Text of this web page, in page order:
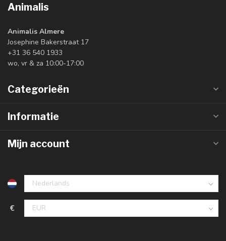
Animalis
Animalis Almere
Josephine Bakerstraat 17
+31 36 540 1933
wo, vr & za 10:00-17:00
Categorieën
Informatie
Mijn account
€